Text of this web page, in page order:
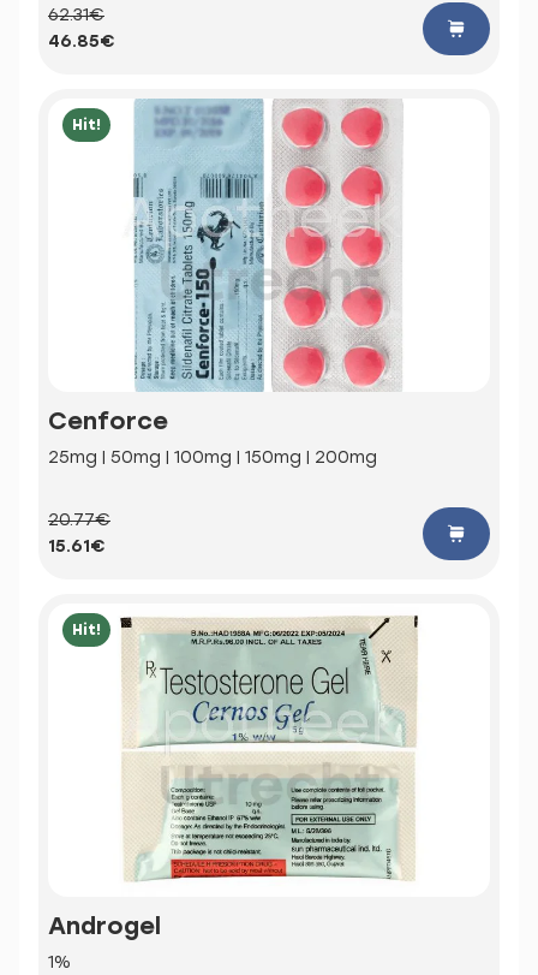
62.31€
46.85€
Hit!
Cenforce
25mg | 50mg | 100mg | 150mg | 200mg
20.77€
15.61€
Hit!
Androgel
1%